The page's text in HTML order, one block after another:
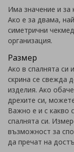
Има значение и за
Ако е за двама,
симетрични
организация.
Размер
Ако в спалнята си
скрина се свежда
изделия. Ако
дрехите си,
Важно е и с какво
спалнята си.
възможност за
да пречат на